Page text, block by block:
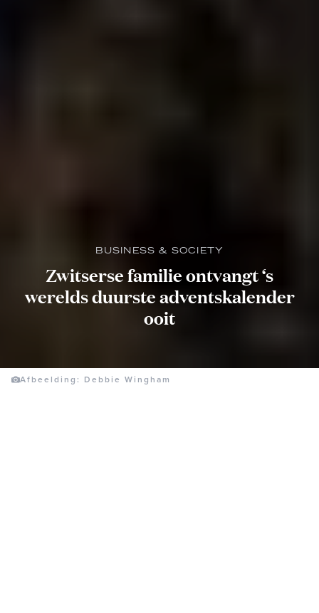
BUSINESS & SOCIETY
Zwitserse familie ontvangt ‘s
werelds duurste adventskalender
ooit
Afbeelding: Debbie Wingham